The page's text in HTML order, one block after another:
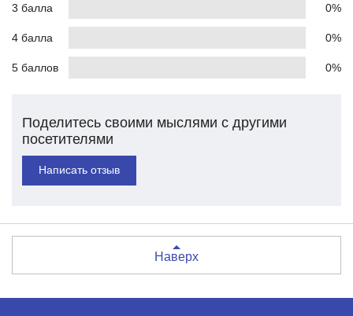
3 балла 0%
4 балла 0%
5 баллов 0%
Поделитесь своими мыслями с другими
посетителями
Написать отзыв
Наверх